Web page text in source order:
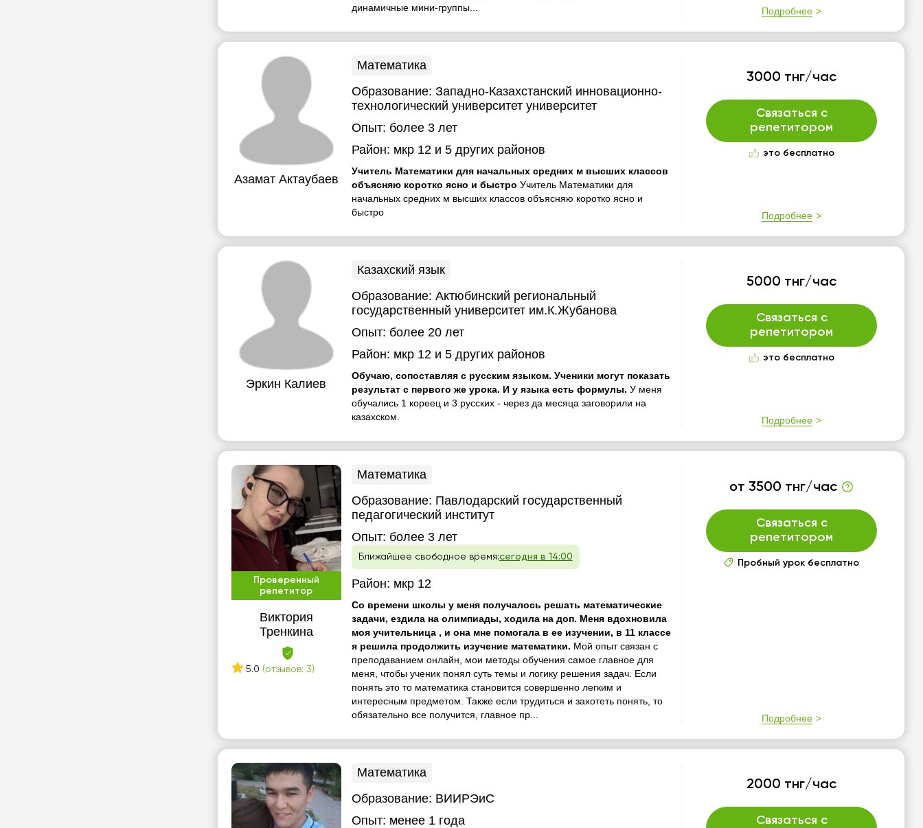
динамичные мини-группы...
Подробнее
Азамат Актаубаев
Математика
Образование: Западно-Казахстанский инновационно-
технологический университет университет
Опыт: более 3 лет
Район: мкр 12и 5 других районов
Учитель Математики для начальных средних м высших классов
объясняю коротко ясно и быстро Учитель Математики для
начальных средних м высших классов объясняю коротко ясно и
быстро
3000 тнг/час
Связаться с
репетитором
это бесплатно
Подробнее
Эркин Калиев
Казахский язык
Образование: Актюбинский региональный
государственный университет им.К.Жубанова
Опыт: более 20 лет
Район: мкр 12и 5 других районов
Обучаю, сопоставляя с русским языком. Ученики могут показать
результат с первого же урока. И у языка есть формулы. У меня
обучались 1 кореец и 3 русских - через да месяца заговорили на
казахском.
5000 тнг/час
Связаться с
репетитором
это бесплатно
Подробнее
Проверенный
репетитор
Виктория
Тренкина
5.0 (отзывов: 3)
Математика
Образование: Павлодарский государственный
педагогический институт
Опыт: более 3 лет
Ближайшее свободное время:сегодня в 14:00
Район: мкр 12
Со времени школы у меня получалось решать математические
задачи, ездила на олимпиады, ходила на доп. Меня вдохновила
моя учительница , и она мне помогала в ее изучении, в 11 классе
я решила продолжить изучение математики. Мой опыт связан с
преподаванием онлайн, мои методы обучения самое главное для
меня, чтобы ученик понял суть темы и логику решения задач. Если
понять это то математика становится совершенно легким и
интересным предметом. Также если трудиться и захотеть понять, то
обязательно все получится, главное пр...
от 3500 тнг/час
Связаться с
репетитором
Пробный урок бесплатно
Подробнее
Математика
Образование: ВИИРЭиС
Опыт: менее 1 года
2000 тнг/час
Связаться с